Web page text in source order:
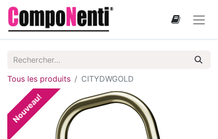
Tous les produits CITYDWGOLD
Nouveau!